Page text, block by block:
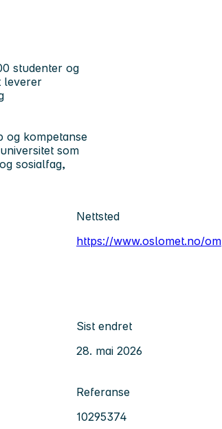
studenter og
leverer
og kompetanse
som
sosialfag,
Nettsted
https://www.oslomet.no/om
Sist endret
28. mai 2026
Referanse
10295374